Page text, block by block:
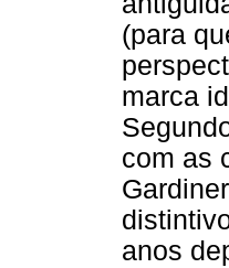
(para
marca
com as
anos